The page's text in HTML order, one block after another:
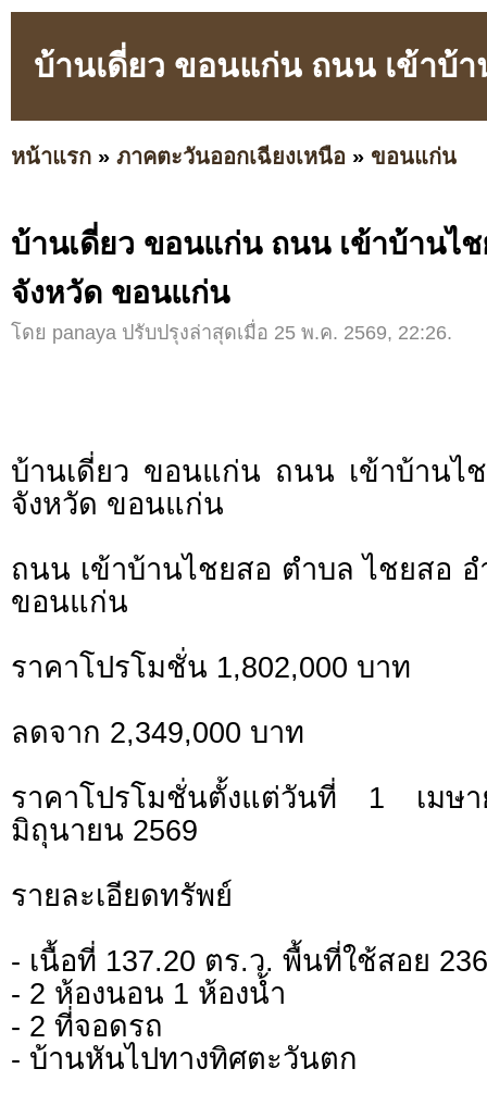
บ้านเดี่ยว ขอนแก่น ถนน เข้าบ้
หน้าแรก » ภาคตะวันออกเฉียงเหนือ » ขอนแก่น
บ้านเดี่ยว ขอนแก่น ถนน เข้าบ้านไ
จังหวัด ขอนแก่น
โดย panaya ปรับปรุงล่าสุดเมื่อ 25 พ.ค. 2569, 22:26.
บ้านเดี่ยว ขอนแก่น ถนน เข้าบ้านไ
จังหวัด ขอนแก่น
ถนน เข้าบ้านไชยสอ ตำบล ไชยสอ
ขอนแก่น
ราคาโปรโมชั่น 1,802,000 บาท
ลดจาก 2,349,000 บาท
ราคาโปรโมชั่นตั้งแต่วันที่ 1 เม
มิถุนายน 2569
รายละเอียดทรัพย์
- เนื้อที่ 137.20 ตร.ว. พื้นที่ใช้สอย
- 2 ห้องนอน 1 ห้องน้ำ
- 2 ที่จอดรถ
- บ้านหันไปทางทิศตะวันตก